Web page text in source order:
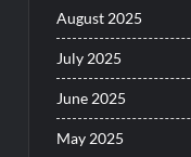
August 2025
July 2025
June 2025
May 2025